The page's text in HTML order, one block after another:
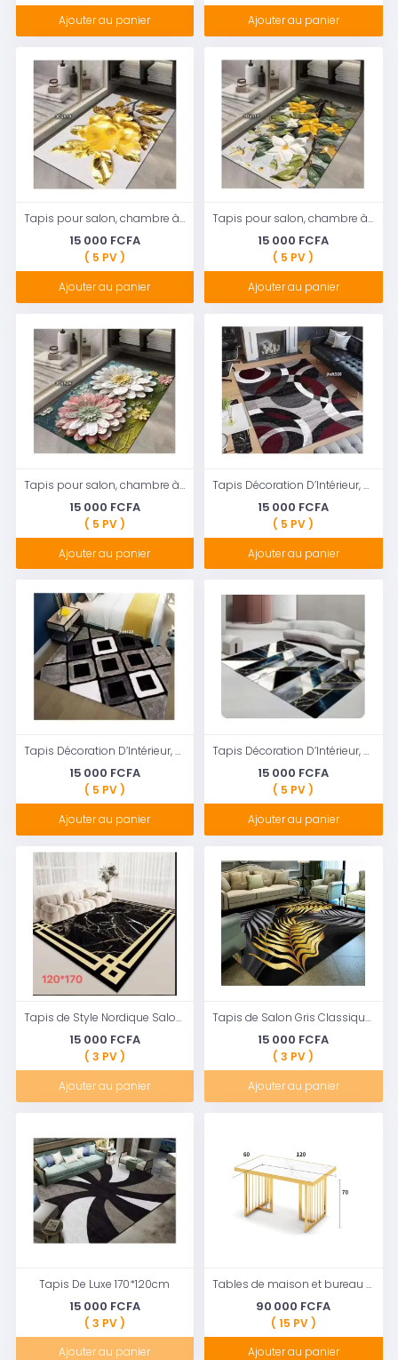
Ajouter au panier
Ajouter au panier
Tapis pour salon, chambre à coucher,Douche, motif floral (3Dyh19)
15 000 FCFA
( 5 PV )
Ajouter au panier
Tapis pour salon, chambre à coucher, motif floral (3Dyh17)
15 000 FCFA
( 5 PV )
Ajouter au panier
Tapis pour salon, chambre à coucher, Douche, motif floral (3Dyh24)
15 000 FCFA
( 5 PV )
Ajouter au panier
Tapis Décoration D’Intérieur, Tapis Salon Chambre 100x150Cm (jhdt320)
15 000 FCFA
( 5 PV )
Ajouter au panier
Tapis Décoration D’Intérieur, Tapis Salon Chambre 100x100Cm (jhdt130)
15 000 FCFA
( 5 PV )
Ajouter au panier
Tapis Décoration D’Intérieur, Tapis Salon Chambre
15 000 FCFA
( 5 PV )
Ajouter au panier
Tapis de Style Nordique Salon décoration de la Maison Grand Tapis 120*170 cm
15 000 FCFA
( 3 PV )
Ajouter au panier
Tapis de Salon Gris Classique Motif Grandes Feuilles 120*170 cm
15 000 FCFA
( 3 PV )
Ajouter au panier
Tapis De Luxe 170*120cm
15 000 FCFA
( 3 PV )
Ajouter au panier
Tables de maison et bureau en marbre doré
90 000 FCFA
( 15 PV )
Ajouter au panier